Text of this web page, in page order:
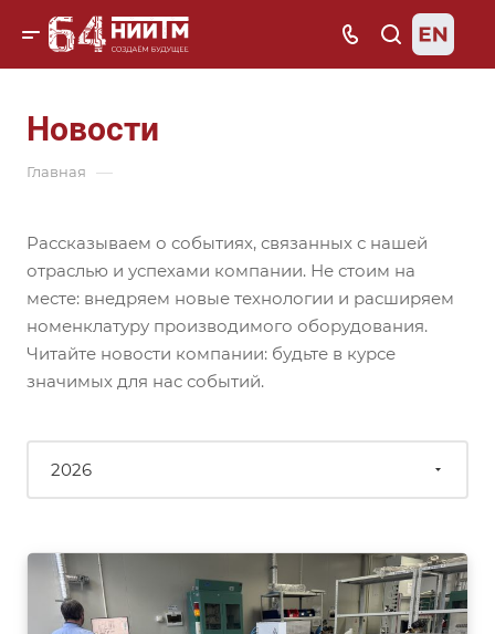
Новости
Главная —
Рассказываем о событиях, связанных с нашей
отраслью и успехами компании. Не стоим на
месте: внедряем новые технологии и расширяем
номенклатуру производимого оборудования.
Читайте новости компании: будьте в курсе
значимых для нас событий.
2026